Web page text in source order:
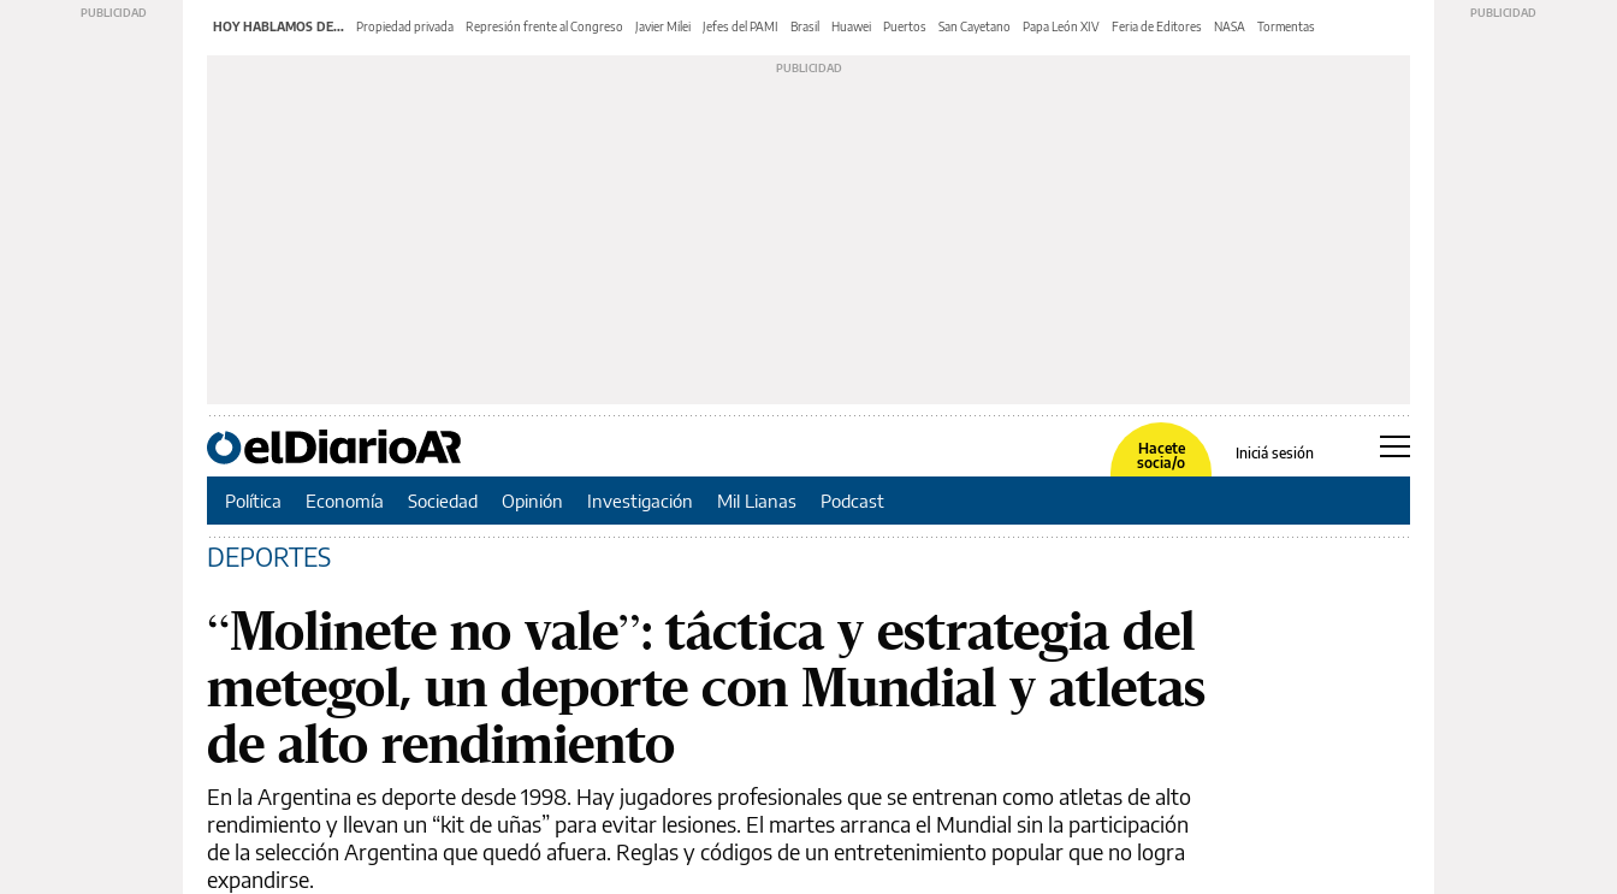
HOY HABLAMOS DE... Propiedad privada Represión frente al Congreso Javier Milei Jefes del PAMI Brasil Huawei Puertos San Cayetano Papa León XIV Feria de Editores NASA Tormentas
Hacete
socia/o
Iniciá sesión
Política Economía Sociedad Opinión Investigación Mil Lianas Podcast
DEPORTES
“Molinete no vale”: táctica y estrategia del
metegol, un deporte con Mundial y atletas
de alto rendimiento
En la Argentina es deporte desde 1998. Hay jugadores profesionales que se entrenan como atletas de alto
rendimiento y llevan un “kit de uñas” para evitar lesiones. El martes arranca el Mundial sin la participación
de la selección Argentina que quedó afuera. Reglas y códigos de un entretenimiento popular que no logra
expandirse.